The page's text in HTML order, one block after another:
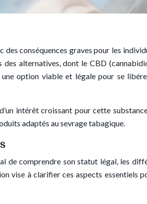
conséquences graves pour les
alternatives, dont le CBD
option viable et légale pour se
intérêt croissant pour cette
adaptés au sevrage tabagique.
de comprendre son statut légal, les
vise à clarifier ces aspects essentiels